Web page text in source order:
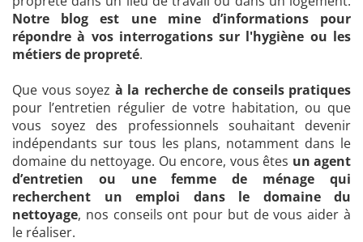
Notre blog est une mine d’informations pour
répondre à vos interrogations sur l'hygiène ou les
métiers de propreté.
Que vous soyez à la recherche de conseils pratiques
pour l’entretien régulier de votre habitation, ou que
vous soyez des professionnels souhaitant devenir
indépendants sur tous les plans, notamment dans le
domaine du nettoyage. Ou encore, vous êtes un agent
d’entretien ou une femme de ménage qui
recherchent un emploi dans le domaine du
nettoyage, nos conseils ont pour but de vous aider à
le réaliser.